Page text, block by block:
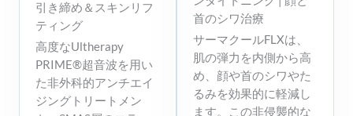
引き締め＆スキンリフ
ティング
高度なUltherapy
PRIME®超音波を用い
た非外科的アンチエイ
ジングトリートメン
首のシワ治療
サーマクールFLXは、
肌の弾力を内側から高
め、顔や首のシワやた
るみを効果的に軽減し
ます。この非侵襲的な